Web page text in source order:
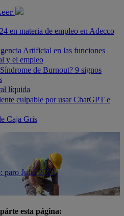
en materia de empleo en Adecco
Artificial en las funciones
y el empleo
de Burnout? 9 signos
líquida
culpable por usar ChatGPT e
Caja Gris
paro Julio 2026
esta página: